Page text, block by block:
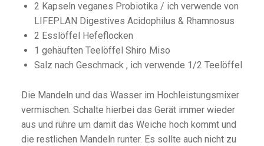
2 Kapseln veganes Probiotika / ich verwende von
LIFEPLAN Digestives Acidophilus & Rhamnosus
2 Esslöffel Hefeflocken
1 gehäuften Teelöffel Shiro Miso
Salz nach Geschmack , ich verwende 1/2 Teelöffel
Die Mandeln und das Wasser im Hochleistungsmixer
vermischen. Schalte hierbei das Gerät immer wieder
aus und rühre um damit das Weiche hoch kommt und
die restlichen Mandeln runter. Es sollte auch nicht zu